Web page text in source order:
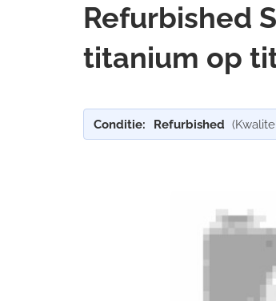
Refurbished
titanium op
Conditie: Refurbished